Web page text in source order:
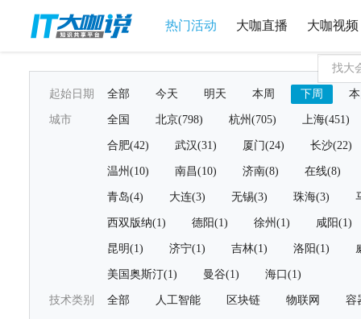
热门活动 大咖直播 大咖视频
起始日期 全部 今天 明天 本周 下周
城市 全国 北京(798) 杭州(705) 上海(451)
合肥(42) 武汉(31) 厦门(24) 长沙(22)
温州(10) 南昌(10) 济南(8) 在线(8)
青岛(4) 大连(3) 无锡(3) 珠海(3)
西双版纳(1) 德阳(1) 徐州(1) 咸阳(1)
昆明(1) 济宁(1) 吉林(1) 洛阳(1)
美国奥斯汀(1) 曼谷(1) 海口(1)
技术类别 全部 人工智能 区块链 物联网 容